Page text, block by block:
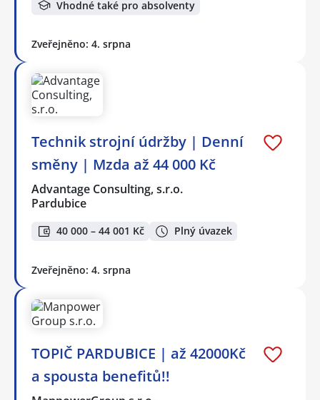
Vhodné také pro absolventy
Zveřejněno: 4. srpna
Technik strojní údržby | Denní
směny | Mzda až 44 000 Kč
Advantage Consulting, s.r.o.
Pardubice
40 000 – 44 001 Kč Plný úvazek
Zveřejněno: 4. srpna
TOPIČ PARDUBICE | až 42000Kč
a spousta benefitů!!